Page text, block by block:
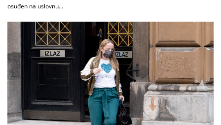
osuđen na uslovnu...